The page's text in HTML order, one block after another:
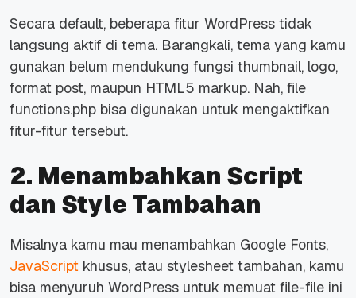
Secara default, beberapa fitur WordPress tidak
langsung aktif di tema. Barangkali, tema yang kamu
gunakan belum mendukung fungsi thumbnail, logo,
format post, maupun HTML5 markup. Nah, file
functions.php bisa digunakan untuk mengaktifkan
fitur-fitur tersebut.
2. Menambahkan Script
dan Style Tambahan
Misalnya kamu mau menambahkan Google Fonts,
JavaScript khusus, atau stylesheet tambahan, kamu
bisa menyuruh WordPress untuk memuat file-file ini